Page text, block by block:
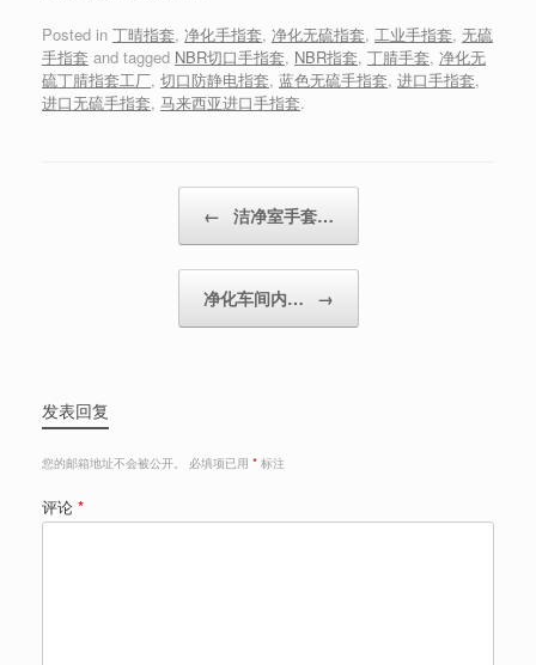
Posted in 丁晴指套, 净化手指套, 净化无硫指套, 工业手指套, 无硫
手指套 and tagged NBR切口手指套, NBR指套, 丁腈手套, 净化无
硫丁腈指套工厂, 切口防静电指套, 蓝色无硫手指套, 进口手指套,
进口无硫手指套, 马来西亚进口手指套.
← 洁净室手套…
净化车间内… →
发表回复
您的邮箱地址不会被公开。 必填项已用 * 标注
评论 *